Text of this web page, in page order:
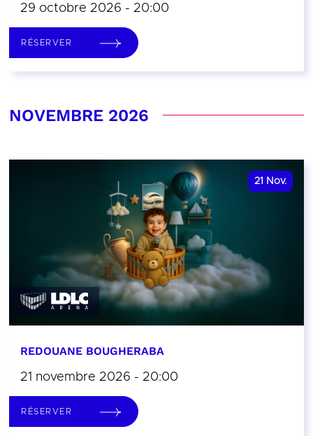
29 octobre 2026 - 20:00
RÉSERVER
NOVEMBRE 2026
21 Nov.
REDOUANE BOUGHERABA
21 novembre 2026 - 20:00
RÉSERVER